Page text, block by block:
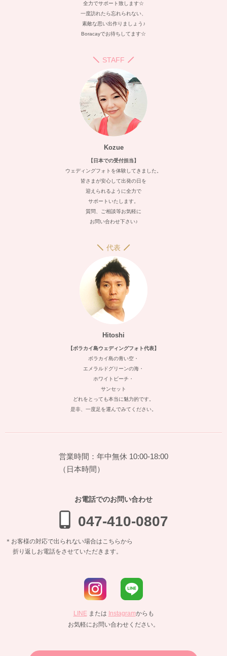
全力でサポート致します☆
一度訪れたら忘れられない、
素敵な思い出作りましょう♪
Boracayでお待ちしてます☆
STAFF
Kozue
【日本での受付担当】
ウェディングフォトを体験してきました。
皆さまが安心して出発の日を
迎えられるように全力で
サポートいたします。
質問、ご相談等お気軽に
お問い合わせ下さい♪
代表
Hitoshi
【ボラカイ島ウェディングフォト代表】
ボラカイ島の青い空・
エメラルドグリーンの海・
ホワイトビーチ・
サンセット
どれをとっても本当に魅力的です。
是非、一度足を運んでみてください。
営業時間：年中無休 10:00-18:00
（日本時間）
お電話でのお問い合わせ
047-410-0807
＊お客様の対応で出られない場合はこちらから
折り返しお電話をさせていただきます。
LINEまたは Instagramからも
お気軽にお問い合わせください。